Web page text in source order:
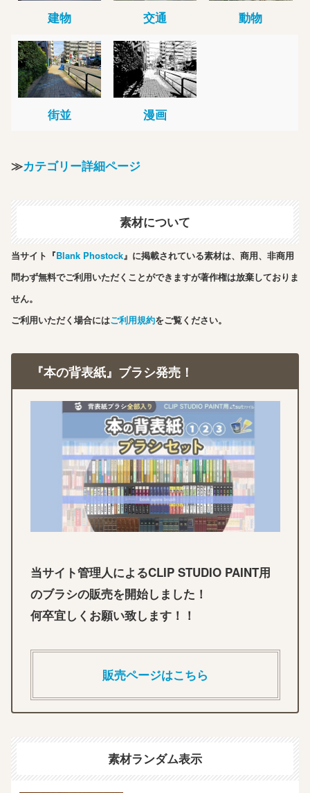
建物 交通 動物
街並 漫画
≫カテゴリー詳細ページ
素材について
当サイト『Blank Phostock』に掲載されている素材は、商用、非商用
問わず無料でご利用いただくことができますが著作権は放棄しておりま
せん。
ご利用いただく場合にはご利用規約をご覧ください。
『本の背表紙』ブラシ発売！
当サイト管理人によるCLIP STUDIO PAINT用
のブラシの販売を開始しました！
何卒宜しくお願い致します！！
販売ページはこちら
素材ランダム表示